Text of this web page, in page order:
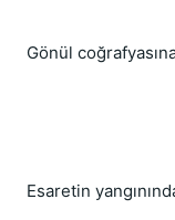
Gönül
Esaretin